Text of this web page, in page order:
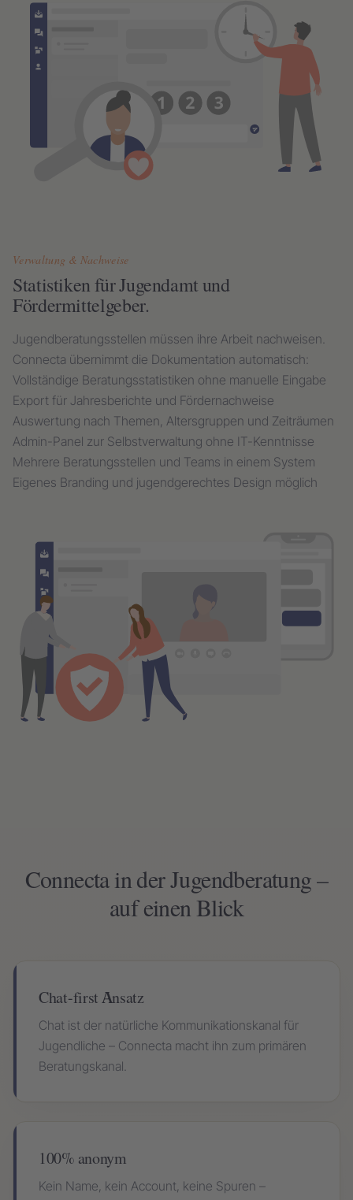
Verwaltung & Nachweise
Statistiken für Jugendamt und
Fördermittelgeber.
Jugendberatungsstellen müssen ihre Arbeit nachweisen.
Connecta übernimmt die Dokumentation automatisch:
Vollständige Beratungsstatistiken ohne manuelle Eingabe
Export für Jahresberichte und Fördernachweise
Auswertung nach Themen, Altersgruppen und Zeiträumen
Admin-Panel zur Selbstverwaltung ohne IT-Kenntnisse
Mehrere Beratungsstellen und Teams in einem System
Eigenes Branding und jugendgerechtes Design möglich
Connecta in der Jugendberatung –
auf einen Blick
Chat-first Ansatz
Chat ist der natürliche Kommunikationskanal für
Jugendliche – Connecta macht ihn zum primären
Beratungskanal.
100% anonym
Kein Name, kein Account, keine Spuren –